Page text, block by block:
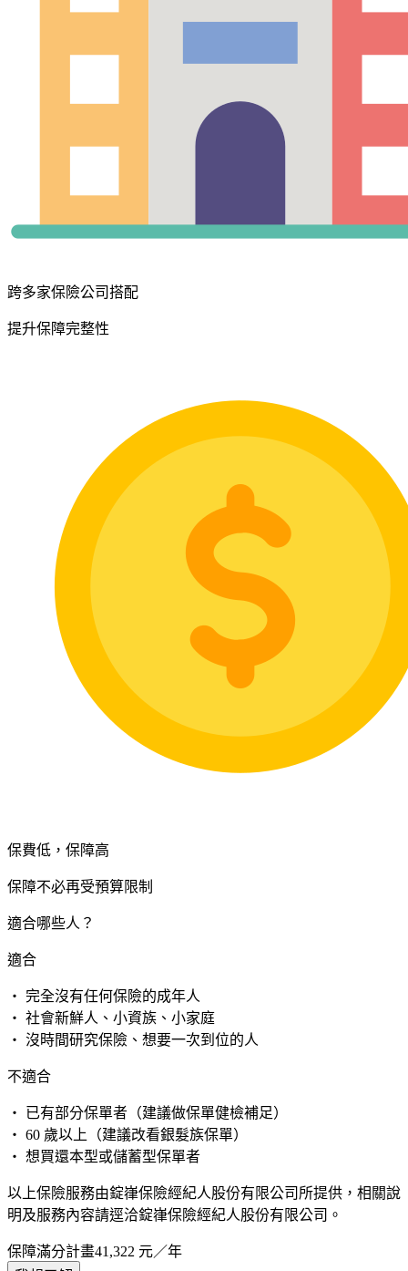
跨多家保險公司搭配
提升保障完整性
保費低，保障高
保障不必再受預算限制
適合哪些人？
適合
・ 完全沒有任何保險的成年人
・ 社會新鮮人、小資族、小家庭
・ 沒時間研究保險、想要一次到位的人
不適合
・ 已有部分保單者（建議做保單健檢補足）
・ 60 歲以上（建議改看銀髮族保單）
・ 想買還本型或儲蓄型保單者
以上保險服務由錠嵂保險經紀人股份有限公司所提供，相關說
明及服務內容請逕洽錠嵂保險經紀人股份有限公司。
保障滿分計畫41,322 元／年